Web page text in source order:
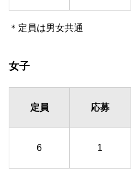
＊定員は男女共通
女子
定員 応募
6 1